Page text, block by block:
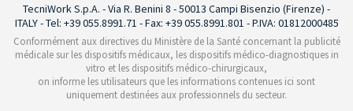
TecniWork S.p.A. - Via R. Benini 8 - 50013 Campi Bisenzio (Firenze) -
ITALY - Tel: +39 055.8991.71 - Fax: +39 055.8991.801 - P.IVA: 01812000485
Conformément aux directives du Ministère de la Santé concernant la publicité
médicale sur les dispositifs médicaux, les dispositifs médico-diagnostiques in
vitro et les dispositifs médico-chirurgicaux,
on informe les utilisateurs que les informations contenues ici sont
uniquement destinées aux professionnels du secteur.